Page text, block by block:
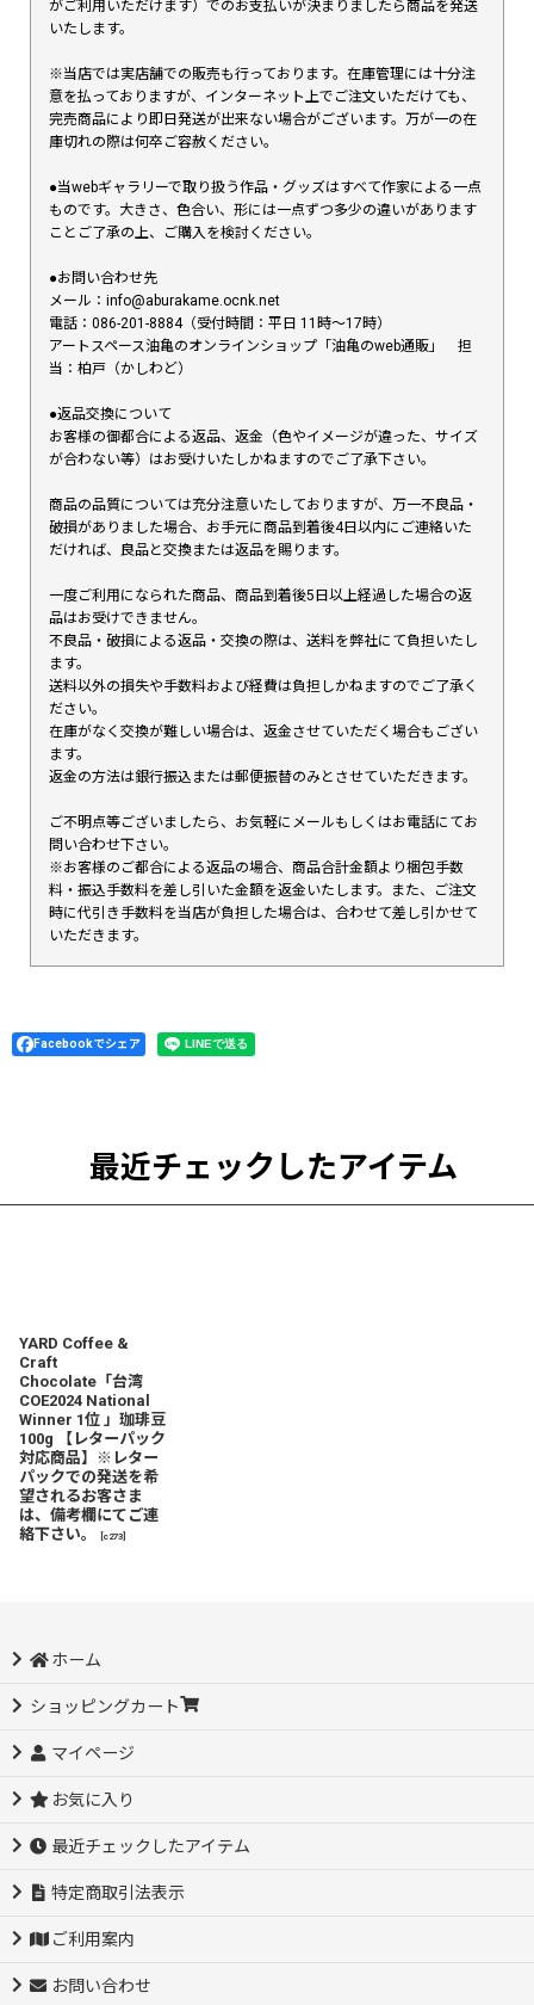
がご利用いただけます）でのお支払いが決まりましたら商品を発送
いたします。
※当店では実店舗での販売も行っております。在庫管理には十分注
意を払っておりますが、インターネット上でご注文いただけても、
完売商品により即日発送が出来ない場合がございます。万が一の在
庫切れの際は何卒ご容赦ください。
●当webギャラリーで取り扱う作品・グッズはすべて作家による一点
ものです。大きさ、色合い、形には一点ずつ多少の違いがあります
ことご了承の上、ご購入を検討ください。
●お問い合わせ先
メール：info@aburakame.ocnk.net
電話：086-201-8884（受付時間：平日 11時〜17時）
アートスペース油亀のオンラインショップ「油亀のweb通販」 担
当：柏戸（かしわど）
●返品交換について
お客様の御都合による返品、返金（色やイメージが違った、サイズ
が合わない等）はお受けいたしかねますのでご了承下さい。
商品の品質については充分注意いたしておりますが、万一不良品・
破損がありました場合、お手元に商品到着後4日以内にご連絡いた
だければ、良品と交換または返品を賜ります。
一度ご利用になられた商品、商品到着後5日以上経過した場合の返
品はお受けできません。
不良品・破損による返品・交換の際は、送料を弊社にて負担いたし
ます。
送料以外の損失や手数料および経費は負担しかねますのでご了承く
ださい。
在庫がなく交換が難しい場合は、返金させていただく場合もござい
ます。
返金の方法は銀行振込または郵便振替のみとさせていただきます。
ご不明点等ございましたら、お気軽にメールもしくはお電話にてお
問い合わせ下さい。
※お客様のご都合による返品の場合、商品合計金額より梱包手数
料・振込手数料を差し引いた金額を返金いたします。また、ご注文
時に代引き手数料を当店が負担した場合は、合わせて差し引かせて
いただきます。
Facebookでシェア
最近チェックしたアイテム
YARD Coffee &
Craft
Chocolate「台湾
COE2024 National
Winner 1位 」珈琲豆
100g 【レターパック
対応商品】※レター
パックでの発送を希
望されるお客さま
は、備考欄にてご連
絡下さい。
c273
ホーム
ショッピングカート
マイページ
お気に入り
最近チェックしたアイテム
特定商取引法表示
ご利用案内
お問い合わせ